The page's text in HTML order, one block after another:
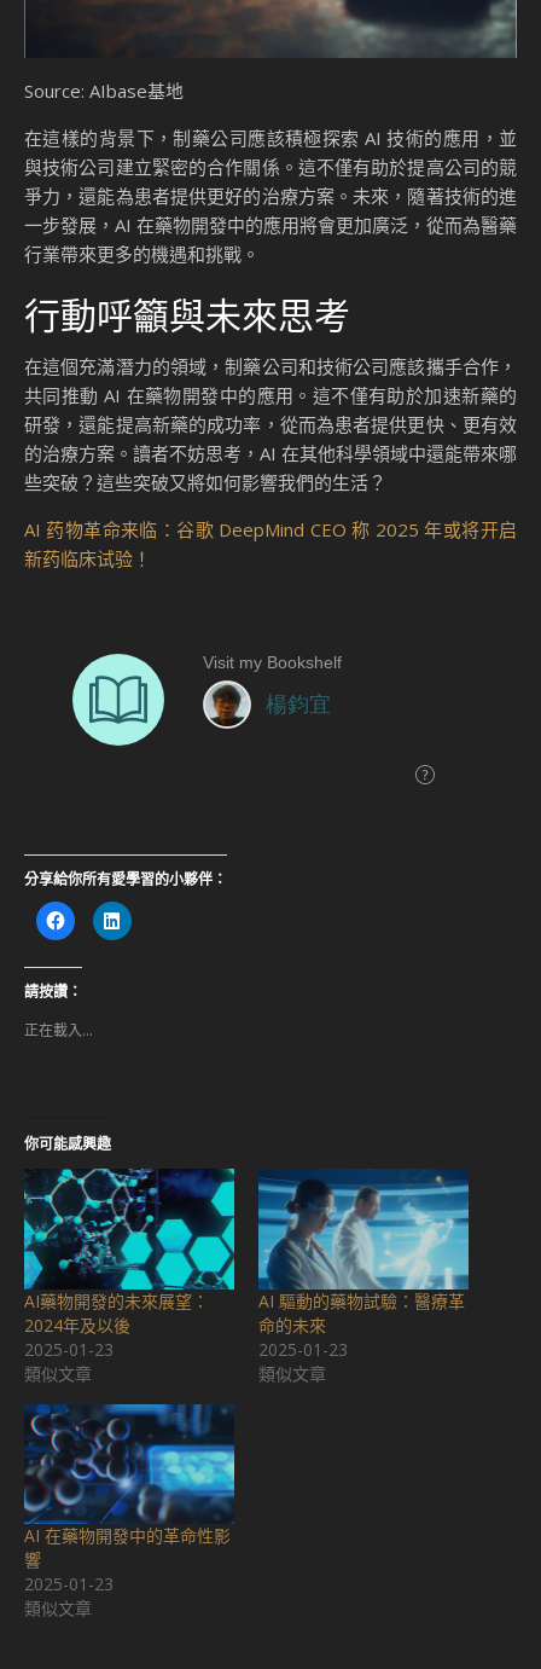
Source: AIbase基地
在這樣的背景下，制藥公司應該積極探索 AI 技術的應用，並
與技術公司建立緊密的合作關係。這不僅有助於提高公司的競
爭力，還能為患者提供更好的治療方案。未來，隨著技術的進
一步發展，AI 在藥物開發中的應用將會更加廣泛，從而為醫藥
行業帶來更多的機遇和挑戰。
行動呼籲與未來思考
在這個充滿潛力的領域，制藥公司和技術公司應該攜手合作，
共同推動 AI 在藥物開發中的應用。這不僅有助於加速新藥的
研發，還能提高新藥的成功率，從而為患者提供更快、更有效
的治療方案。讀者不妨思考，AI 在其他科學領域中還能帶來哪
些突破？這些突破又將如何影響我們的生活？
AI 药物革命来临：谷歌 DeepMind CEO 称 2025 年或将开启
新药临床试验！
分享給你所有愛學習的小夥伴：
按
一
分
享
至
新
分
享
請按讚：
正在載入...
你可能感興趣
AI藥物開發的未來展望：
2024年及以後
2025-01-23
類似文章
AI 驅動的藥物試驗：醫療革
命的未來
2025-01-23
類似文章
AI 在藥物開發中的革命性影
響
2025-01-23
類似文章